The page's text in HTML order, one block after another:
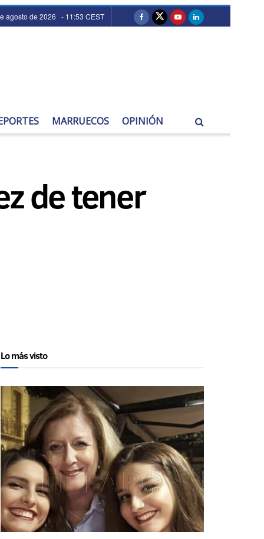
agosto de 2026 - 11:53 CEST
MARRUECOS OPINIÓN
de tener
Lo más visto